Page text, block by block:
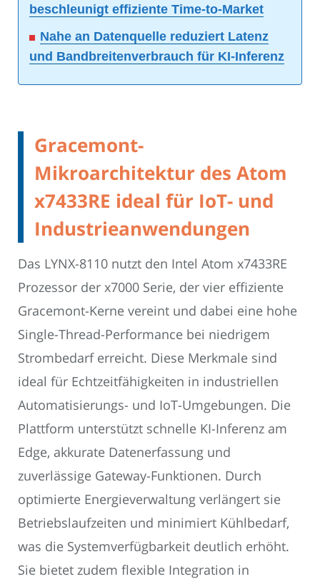
beschleunigt effiziente Time-to-Market
Nahe an Datenquelle reduziert Latenz
und Bandbreitenverbrauch für KI-Inferenz
Gracemont-
Mikroarchitektur des Atom
x7433RE ideal für IoT- und
Industrieanwendungen
Das LYNX-8110 nutzt den Intel Atom x7433RE
Prozessor der x7000 Serie, der vier effiziente
Gracemont-Kerne vereint und dabei eine hohe
Single-Thread-Performance bei niedrigem
Strombedarf erreicht. Diese Merkmale sind
ideal für Echtzeitfähigkeiten in industriellen
Automatisierungs- und IoT-Umgebungen. Die
Plattform unterstützt schnelle KI-Inferenz am
Edge, akkurate Datenerfassung und
zuverlässige Gateway-Funktionen. Durch
optimierte Energieverwaltung verlängert sie
Betriebslaufzeiten und minimiert Kühlbedarf,
was die Systemverfügbarkeit deutlich erhöht.
Sie bietet zudem flexible Integration in